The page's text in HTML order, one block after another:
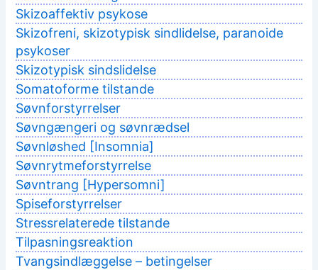
Skizoaffektiv psykose
Skizofreni, skizotypisk sindlidelse, paranoide
psykoser
Skizotypisk sindslidelse
Somatoforme tilstande
Søvnforstyrrelser
Søvngængeri og søvnrædsel
Søvnløshed [Insomnia]
Søvnrytmeforstyrrelse
Søvntrang [Hypersomni]
Spiseforstyrrelser
Stressrelaterede tilstande
Tilpasningsreaktion
Tvangsindlæggelse – betingelser